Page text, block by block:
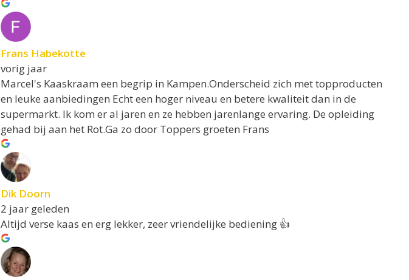
Frans Habekotte
vorig jaar
Marcel's Kaaskraam een begrip in Kampen.Onderscheid zich met topproducten
en leuke aanbiedingen Echt een hoger niveau en betere kwaliteit dan in de
supermarkt. Ik kom er al jaren en ze hebben jarenlange ervaring. De opleiding
gehad bij aan het Rot.Ga zo door Toppers groeten Frans
Dik Doorn
2 jaar geleden
Altijd verse kaas en erg lekker, zeer vriendelijke bediening 👍